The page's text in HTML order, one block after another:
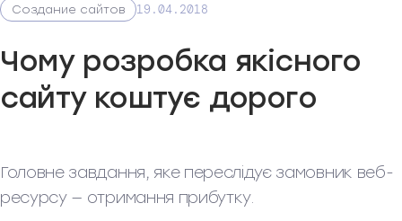
Создание сайтов 19.04.2018
Чому розробка якісного
сайту коштує дорого
Головне завдання, яке переслідує замовник веб-
ресурсу — отримання прибутку.